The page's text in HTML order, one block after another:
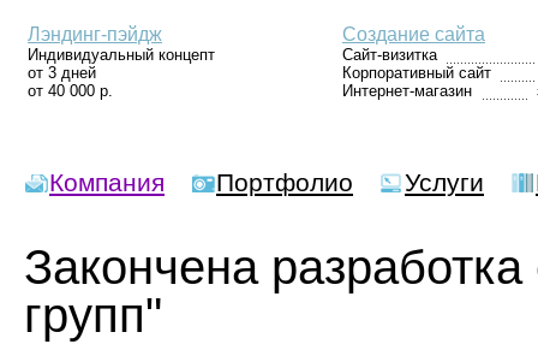
Лэндинг-пэйдж
Индивидуальный концепт
от 3 дней
от 40 000 р.
Создание сайта
Сайт-визитка
Корпоративный сайт
Интернет-магазин
Компания Портфолио Услуги
Закончена
групп"